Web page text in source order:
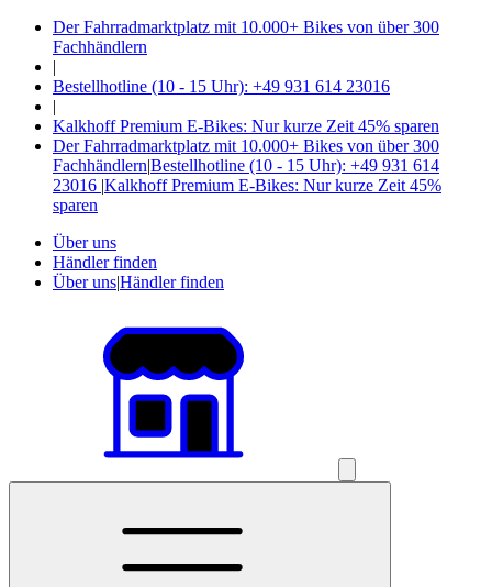
Der Fahrradmarktplatz mit 10.000+ Bikes von über 300
Fachhändlern
|
Bestellhotline (10 - 15 Uhr): +49 931 614 23016
|
Kalkhoff Premium E-Bikes: Nur kurze Zeit 45% sparen
Der Fahrradmarktplatz mit 10.000+ Bikes von über 300
Fachhändlern|Bestellhotline (10 - 15 Uhr): +49 931 614
23016 |Kalkhoff Premium E-Bikes: Nur kurze Zeit 45%
sparen
Über uns
Händler finden
Über uns|Händler finden